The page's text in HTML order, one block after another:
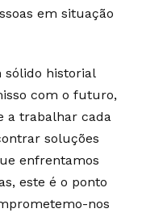
em situação
sólido historial
com o futuro,
a trabalhar cada
soluções
enfrentamos
este é o ponto
nos